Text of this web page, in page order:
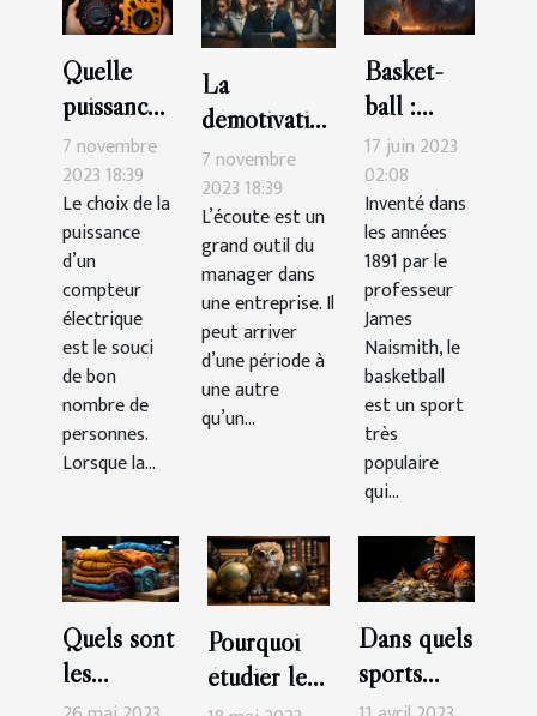
Quelle
puissance
de
compteur
choisir ?
7 novembre
2023 18:39
Le choix de la
puissance
d’un
compteur
électrique
est le souci
de bon
nombre de
personnes.
Lorsque la...
La
démotivation
du
personnel :
comment la
gérer ?
7 novembre
2023 18:39
L’écoute est un
grand outil du
manager dans
une entreprise. Il
peut arriver
d’une période à
une autre
qu’un...
Basket-
ball :
quelle est
la durée
d’un
match ?
17 juin 2023
02:08
Inventé dans
les années
1891 par le
professeur
James
Naismith, le
basketball
est un sport
très
populaire
qui...
Quels sont
les
avantages
Pourquoi
étudier le
Dans quels
sports
faut-il